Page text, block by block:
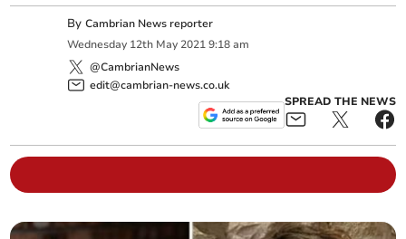
ByCambrian News reporter
Wednesday 12th May 2021 9:18 am
@CambrianNews
edit@cambrian-news.co.uk
SPREAD THE NEWS